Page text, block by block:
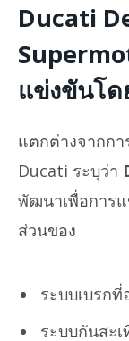
Ducati
แข่งขันโด
แตกต่างจากก
Ducati ระบุว่า
พัฒนาเพื่อการ
ส่วนของ
ระบบเบรก
ระบบกันสะ